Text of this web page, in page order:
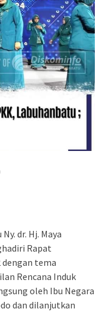
dr. Hj. Maya
Rapat
dengan tema
Rencana Induk
oleh Ibu Negara
dan dilanjutkan